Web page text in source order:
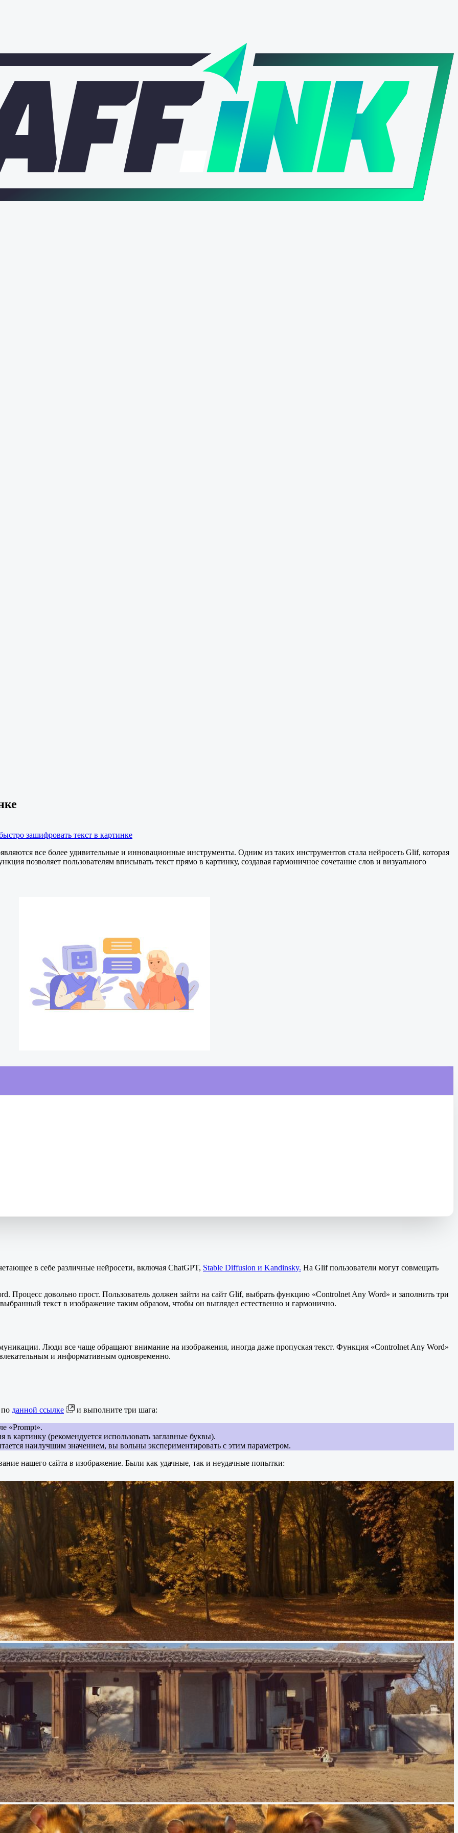
зашифровать текст в картинке
все более удивительные и инновационные инструменты. Одним из таких инструментов стала нейросеть Glif, которая
позволяет пользователям вписывать текст прямо в картинку, создавая гармоничное сочетание слов и визуального
в себе различные нейросети, включая ChatGPT, Stable Diffusion и Kandinsky. На Glif пользователи могут совмещать
Процесс довольно прост. Пользователь должен зайти на сайт Glif, выбрать функцию «Controlnet Any Word» и заполнить три
текст в изображение таким образом, чтобы он выглядел естественно и гармонично.
Люди все чаще обращают внимание на изображения, иногда даже пропуская текст. Функция «Controlnet Any Word»
и информативным одновременно.
данной ссылке
и выполните три шага:
«Prompt».
картинку (рекомендуется использовать заглавные буквы).
наилучшим значением, вы вольны экспериментировать с этим параметром.
нашего сайта в изображение. Были как удачные, так и неудачные попытки: